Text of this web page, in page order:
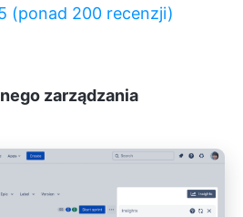
(ponad 200 recenzji)
zarządzania